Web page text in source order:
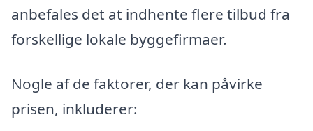
anbefales det at indhente flere tilbud fra
forskellige lokale byggefirmaer.
Nogle af de faktorer, der kan påvirke
prisen, inkluderer: